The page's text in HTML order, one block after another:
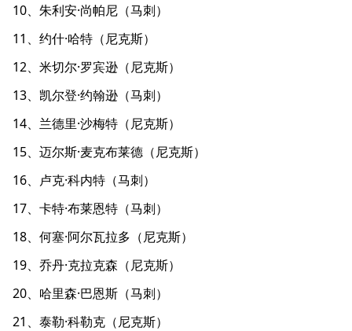
10、朱利安·尚帕尼（马刺）
11、约什·哈特（尼克斯）
12、米切尔·罗宾逊（尼克斯）
13、凯尔登·约翰逊（马刺）
14、兰德里·沙梅特（尼克斯）
15、迈尔斯·麦克布莱德（尼克斯）
16、卢克·科内特（马刺）
17、卡特·布莱恩特（马刺）
18、何塞·阿尔瓦拉多（尼克斯）
19、乔丹·克拉克森（尼克斯）
20、哈里森·巴恩斯（马刺）
21、泰勒·科勒克（尼克斯）